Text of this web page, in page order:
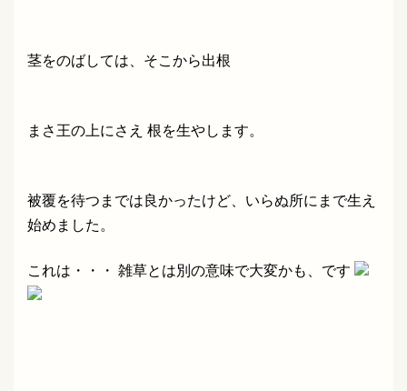
茎をのばしては、そこから出根
まさ王の上にさえ 根を生やします。
被覆を待つまでは良かったけど、いらぬ所にまで生え
始めました。
これは・・・ 雑草とは別の意味で大変かも、です